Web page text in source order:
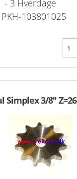
- 3 Hverdage
103801025
3/8" Z=26